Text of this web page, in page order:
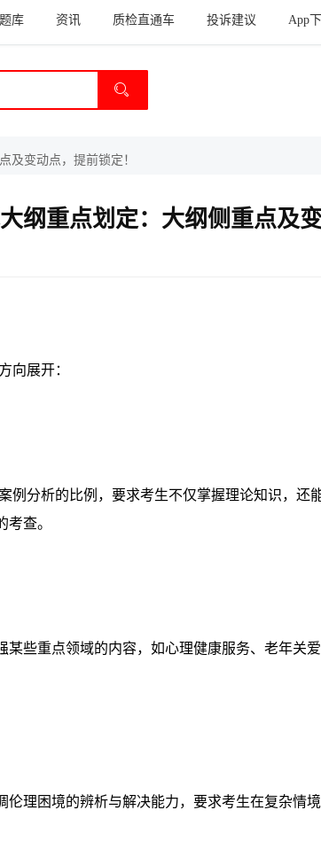
库 资讯 质检直通车 投诉建议 App
及变动点，提前锁定！
纲重点划定：大纲侧重点及
向展开：
例分析的比例 ，要求考生不仅掌握理论知识，还
查。
某些重点领域的内容，如心理健康服务、老年关
伦理困境的辨析与解决能力，要求考生在复杂情